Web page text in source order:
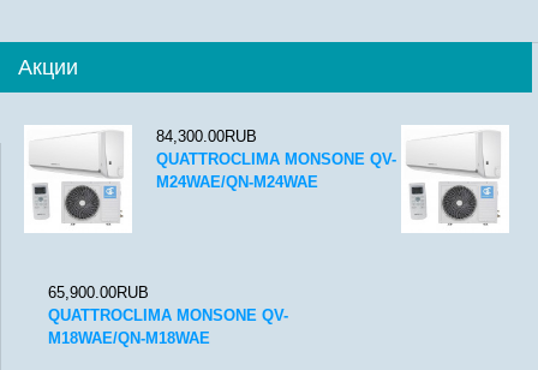
Акции
84,300.00RUB
QUATTROCLIMA MONSONE QV-
M24WAE/QN-M24WAE
65,900.00RUB
QUATTROCLIMA MONSONE QV-
M18WAE/QN-M18WAE